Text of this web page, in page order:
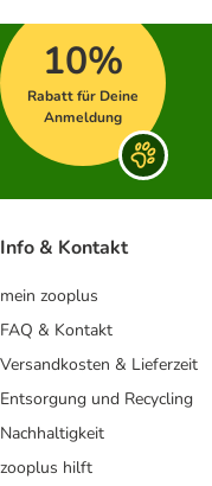
10%
Rabatt für Deine
Anmeldung
Info & Kontakt
mein zooplus
FAQ & Kontakt
Versandkosten & Lieferzeit
Entsorgung und Recycling
Nachhaltigkeit
zooplus hilft